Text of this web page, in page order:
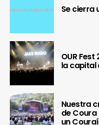
Se cierra
OUR
la capital
Nuestra
de Coura
un